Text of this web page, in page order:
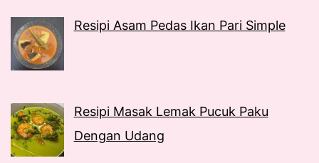
Resipi Asam Pedas Ikan Pari Simple
Resipi Masak Lemak Pucuk Paku
Dengan Udang